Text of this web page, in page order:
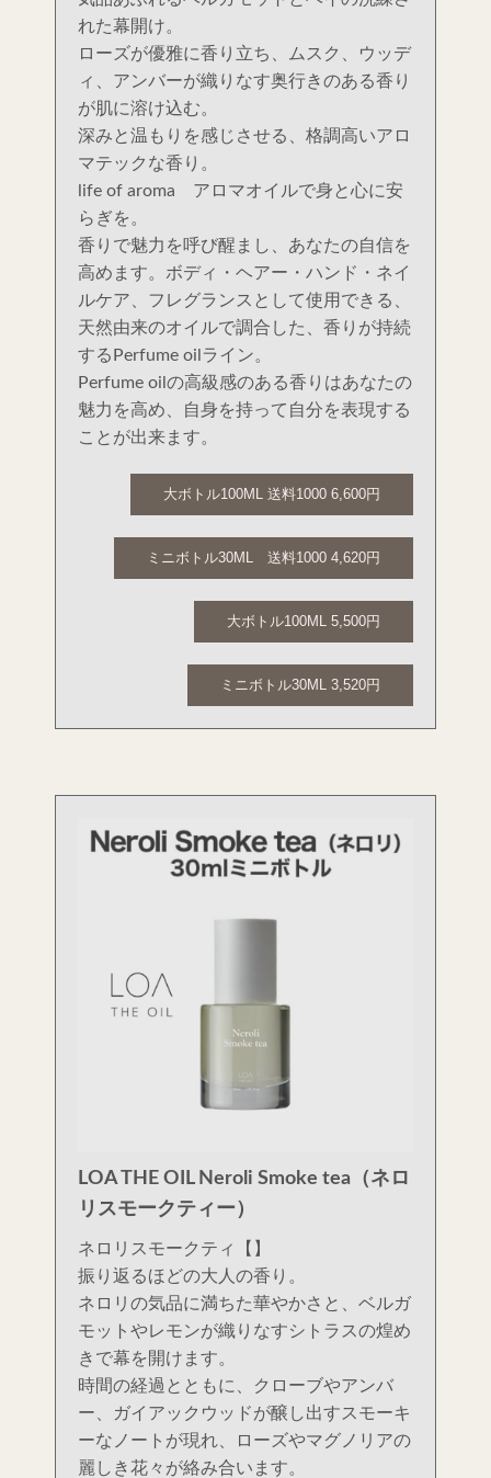
れた幕開け。
ローズが優雅に香り立ち、ムスク、ウッデ
ィ、アンバーが織りなす奥行きのある香り
が肌に溶け込む。
深みと温もりを感じさせる、格調高いアロ
マテックな香り。
life of aroma アロマオイルで身と心に安
らぎを。
香りで魅力を呼び醒まし、あなたの自信を
高めます。ボディ・ヘアー・ハンド・ネイ
ルケア、フレグランスとして使用できる、
天然由来のオイルで調合した、香りが持続
するPerfume oilライン。
Perfume oilの高級感のある香りはあなたの
魅力を高め、自身を持って自分を表現する
ことが出来ます。
大ボトル100ML 送料1000 6,600円
ミニボトル30ML 送料1000 4,620円
大ボトル100ML 5,500円
ミニボトル30ML 3,520円
LOA THE OIL Neroli Smoke tea（ネロ
リスモークティー）
ネロリスモークティ【】
振り返るほどの大人の香り。
ネロリの気品に満ちた華やかさと、ベルガ
モットやレモンが織りなすシトラスの煌め
きで幕を開けます。
時間の経過とともに、クローブやアンバ
ー、ガイアックウッドが醸し出すスモーキ
ーなノートが現れ、ローズやマグノリアの
麗しき花々が絡み合います。